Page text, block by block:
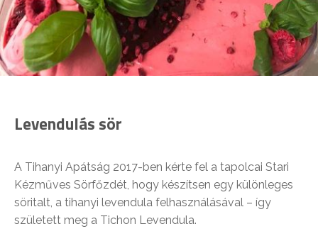
Levendulás sör
A Tihanyi Apátság 2017-ben kérte fel a tapolcai Stari
Kézműves Sörfőzdét, hogy készítsen egy különleges
söritalt, a tihanyi levendula felhasználásával – így
született meg a Tichon Levendula.